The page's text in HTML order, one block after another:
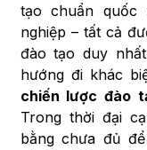
tạo chuẩn quốc
nghiệp – tất cả
đào tạo duy
hướng đi khác
chiến lược đào
Trong thời đại
bằng chưa đủ